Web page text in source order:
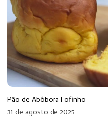
Pão de Abóbora Fofinho
31 de agosto de 2025